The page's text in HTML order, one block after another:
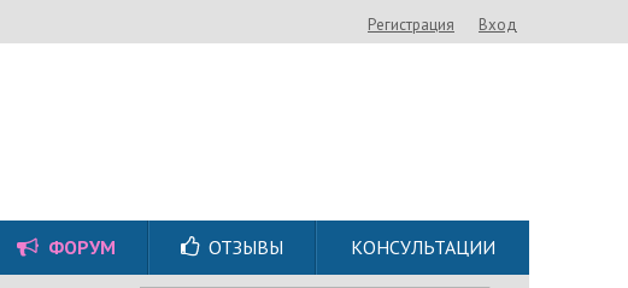
Регистрация Вход
ФОРУМ ОТЗЫВЫ КОНСУЛЬТАЦИИ